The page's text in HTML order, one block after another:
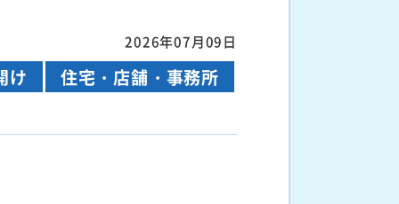
2026年07月09日
け 住宅・店舗・事務所